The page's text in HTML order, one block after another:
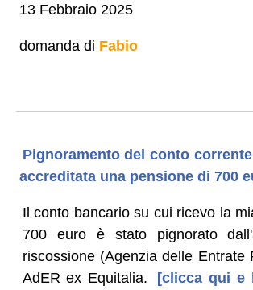
13 Febbraio 2025
domanda di Fabio
Pignoramento del conto
accreditata una pensione di 700
Il conto bancario su cui ricevo la
700 euro è stato pignorato
riscossione (Agenzia delle Entrate
AdER ex Equitalia.
[clicca qui e